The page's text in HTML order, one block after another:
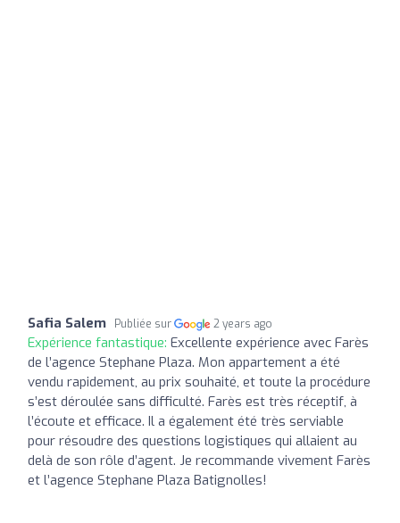
Safia Salem Publiée sur 2 years ago
Expérience fantastique: Excellente expérience avec Farès
de l’agence Stephane Plaza. Mon appartement a été
vendu rapidement, au prix souhaité, et toute la procédure
s’est déroulée sans difficulté. Farès est très réceptif, à
l’écoute et efficace. Il a également été très serviable
pour résoudre des questions logistiques qui allaient au
delà de son rôle d’agent. Je recommande vivement Farès
et l’agence Stephane Plaza Batignolles!